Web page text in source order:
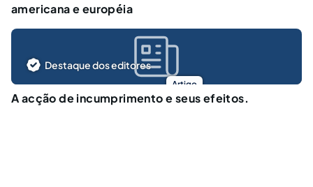
americana e européia
Artigo
Destaque dos editores
A acção de incumprimento e seus efeitos.